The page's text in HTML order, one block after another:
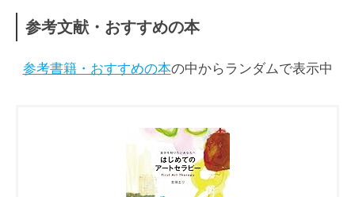
参考文献・おすすめの本
参考書籍・おすすめの本の中からランダムで表示中